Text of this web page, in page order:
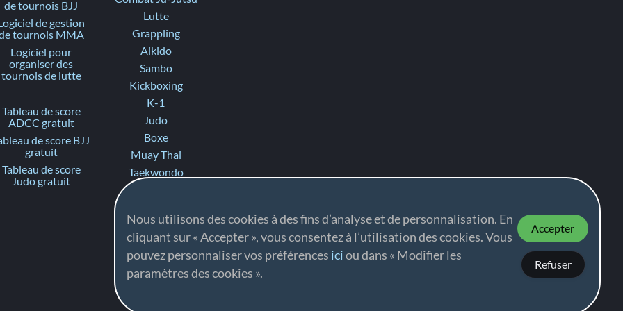
Nous utilisons des cookies à des fins d’analyse et de personnalisation. En
cliquant sur « Accepter », vous consentez à l’utilisation des cookies. Vous
pouvez personnaliser vos préférences ici ou dans « Modifier les
paramètres des cookies ».
Accepter
Refuser
de tournois BJJ
de gestion
tournois MMA
Logiciel pour
organiser des
tournois de lutte
Tableau de score
ADCC gratuit
de score BJJ
gratuit
Tableau de score
Judo gratuit
Lutte
Grappling
Aikido
Sambo
Kickboxing
K-1
Judo
Boxe
Muay Thai
Taekwondo
Fighting
Ne-waza Gi
Ne-waza No-Gi
Contact Ju-Jitsu